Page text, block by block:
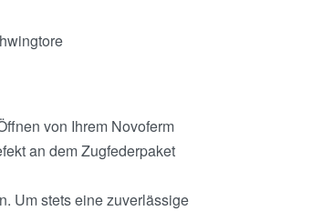
von Ihrem Novoferm
an dem Zugfederpaket
Um stets eine zuverlässige